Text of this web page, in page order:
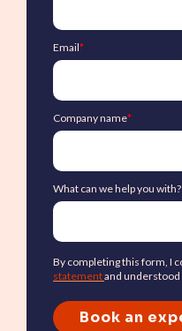
Email*
Company name*
What can we help you with?
By completing this form, I
statementand understood